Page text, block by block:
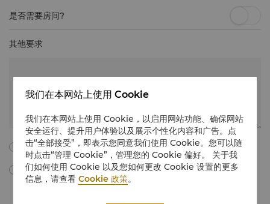
是否需要房间?
其他要求
我同意以下所有的条款与细则。
勾选此框，我同意通过电子邮件接收由“香格里拉国际酒店管理有限公
司”所提供的会议与宴会营销材料、促销信息、更新等。我理解，我可以
我们在本网站上使用 Cookie
我们在本网站上使用 Cookie，以启用网站功能、确保网站
安全运行、提升用户体验以及展示个性化内容和广告。点
击“全部接受”，即表示您同意我们使用 Cookie。您可以随
时点击“管理 Cookie”，管理您的 Cookie 偏好。 关于我
们如何使用 Cookie 以及您如何更改 Cookie 设置的更多
信息，请查看Cookie 政策。